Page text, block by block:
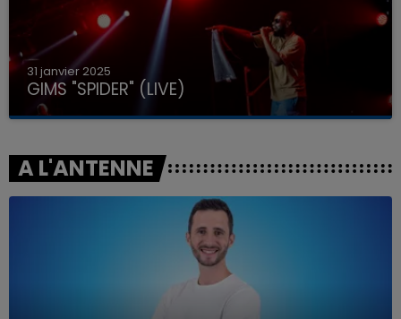
31 janvier 2025
GIMS "SPIDER" (LIVE)
A L'ANTENNE